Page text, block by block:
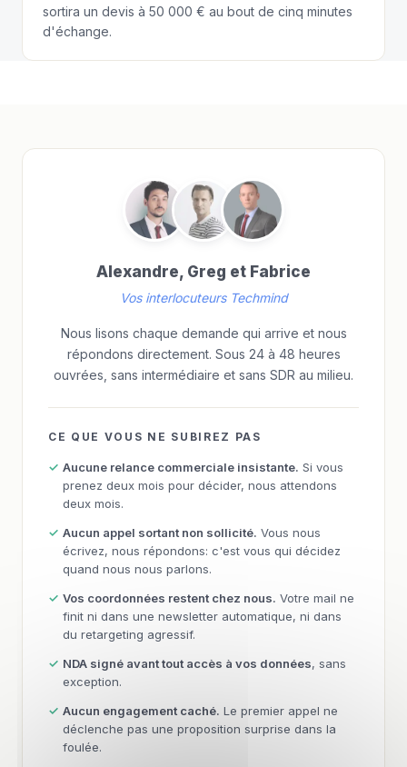
sortira un devis à 50 000 € au bout de cinq minutes
d'échange.
Alexandre, Greg et Fabrice
Vos interlocuteurs Techmind
Nous lisons chaque demande qui arrive et nous
répondons directement. Sous 24 à 48 heures
ouvrées, sans intermédiaire et sans SDR au milieu.
CE QUE VOUS NE SUBIREZ PAS
Aucune relance commerciale insistante. Si vous
prenez deux mois pour décider, nous attendons
deux mois.
Aucun appel sortant non sollicité. Vous nous
écrivez, nous répondons: c'est vous qui décidez
quand nous nous parlons.
Vos coordonnées restent chez nous. Votre mail ne
finit ni dans une newsletter automatique, ni dans
du retargeting agressif.
NDA signé avant tout accès à vos données, sans
exception.
Aucun engagement caché. Le premier appel ne
déclenche pas une proposition surprise dans la
foulée.